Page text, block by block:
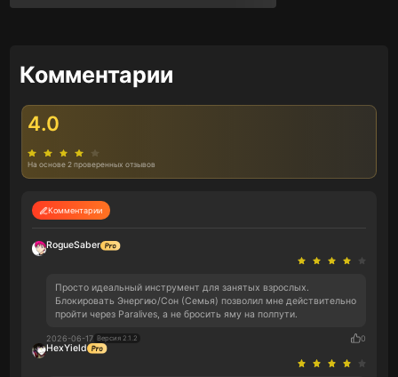
Комментарии
4.0
На основе 2 проверенных отзывов
Комментарии
RogueSaber
Просто идеальный инструмент для занятых взрослых.
Блокировать Энергию/Сон (Семья) позволил мне действительно
пройти через Paralives, а не бросить яму на полпути.
2026-06-17 Версия 2.1.2 0
HexYield